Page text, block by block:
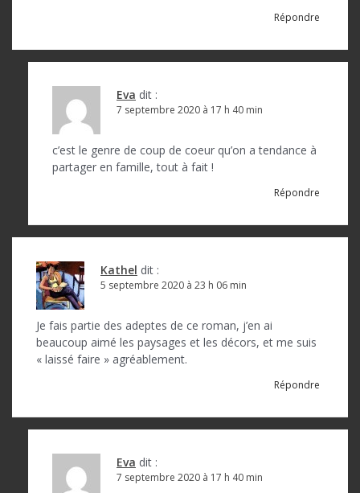
Répondre
Eva dit :
7 septembre 2020 à 17 h 40 min
c’est le genre de coup de coeur qu’on a tendance à
partager en famille, tout à fait !
Répondre
Kathel dit :
5 septembre 2020 à 23 h 06 min
Je fais partie des adeptes de ce roman, j’en ai
beaucoup aimé les paysages et les décors, et me suis
« laissé faire » agréablement.
Répondre
Eva dit :
7 septembre 2020 à 17 h 40 min